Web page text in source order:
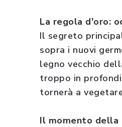
La regola d'oro:
Il segreto
sopra i nuovi
legno vecchio
troppo in
tornerà a
Il momento della